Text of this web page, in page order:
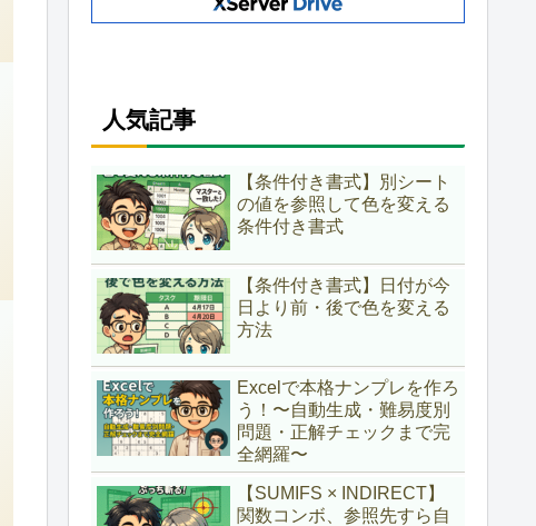
人気記事
【条件付き書式】別シート
の値を参照して色を変える
条件付き書式
【条件付き書式】日付が今
日より前・後で色を変える
方法
Excelで本格ナンプレを作ろ
う！〜自動生成・難易度別
問題・正解チェックまで完
全網羅〜
【SUMIFS × INDIRECT】
関数コンボ、参照先すら自